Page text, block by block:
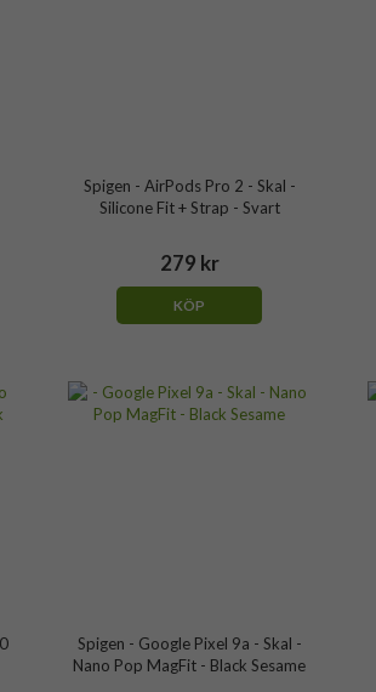
Spigen - AirPods Pro 2 - Skal -
Silicone Fit + Strap - Svart
279 kr
KÖP
Spigen - Google Pixel 9a - Skal -
Nano Pop MagFit - Black Sesame